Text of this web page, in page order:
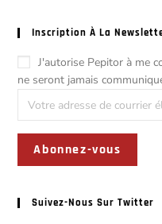
Inscription À La
J'autorise Pepitor à me
ne seront jamais
Suivez-Nous Sur Twitter